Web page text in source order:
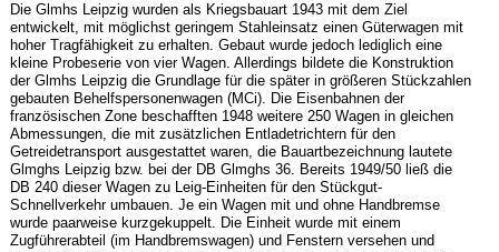
Die Glmhs Leipzig wurden als Kriegsbauart 1943 mit dem Ziel
entwickelt, mit möglichst geringem Stahleinsatz einen Güterwagen mit
hoher Tragfähigkeit zu erhalten. Gebaut wurde jedoch lediglich eine
kleine Probeserie von vier Wagen. Allerdings bildete die Konstruktion
der Glmhs Leipzig die Grundlage für die später in größeren Stückzahlen
gebauten Behelfspersonenwagen (MCi). Die Eisenbahnen der
französischen Zone beschafften 1948 weitere 250 Wagen in gleichen
Abmessungen, die mit zusätzlichen Entladetrichtern für den
Getreidetransport ausgestattet waren, die Bauartbezeichnung lautete
Glmghs Leipzig bzw. bei der DB Glmghs 36. Bereits 1949/50 ließ die
DB 240 dieser Wagen zu Leig-Einheiten für den Stückgut-
Schnellverkehr umbauen. Je ein Wagen mit und ohne Handbremse
wurde paarweise kurzgekuppelt. Die Einheit wurde mit einem
Zugführerabteil (im Handbremswagen) und Fenstern versehen und